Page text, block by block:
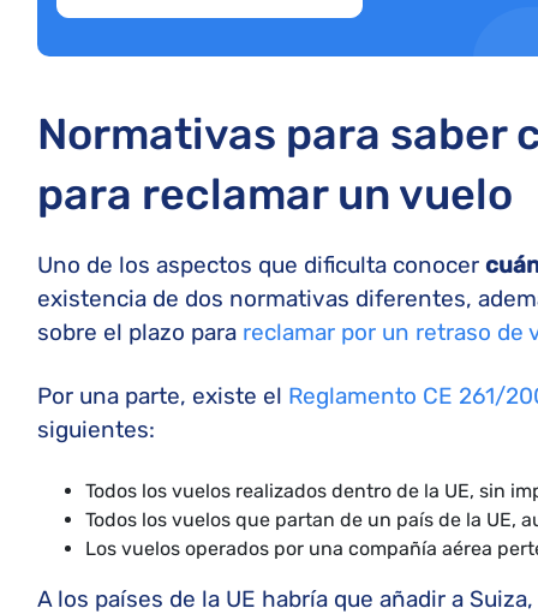
Normativas para saber
para reclamar un vuelo
Uno de los aspectos que dificulta conocer
existencia de dos normativas diferentes,
sobre el plazo para reclamar por un retraso de
Por una parte, existe el Reglamento CE 261/
siguientes:
Todos los vuelos realizados dentro de la UE, sin
Todos los vuelos que partan de un país de la UE,
Los vuelos operados por una compañía aérea
A los países de la UE habría que añadir a